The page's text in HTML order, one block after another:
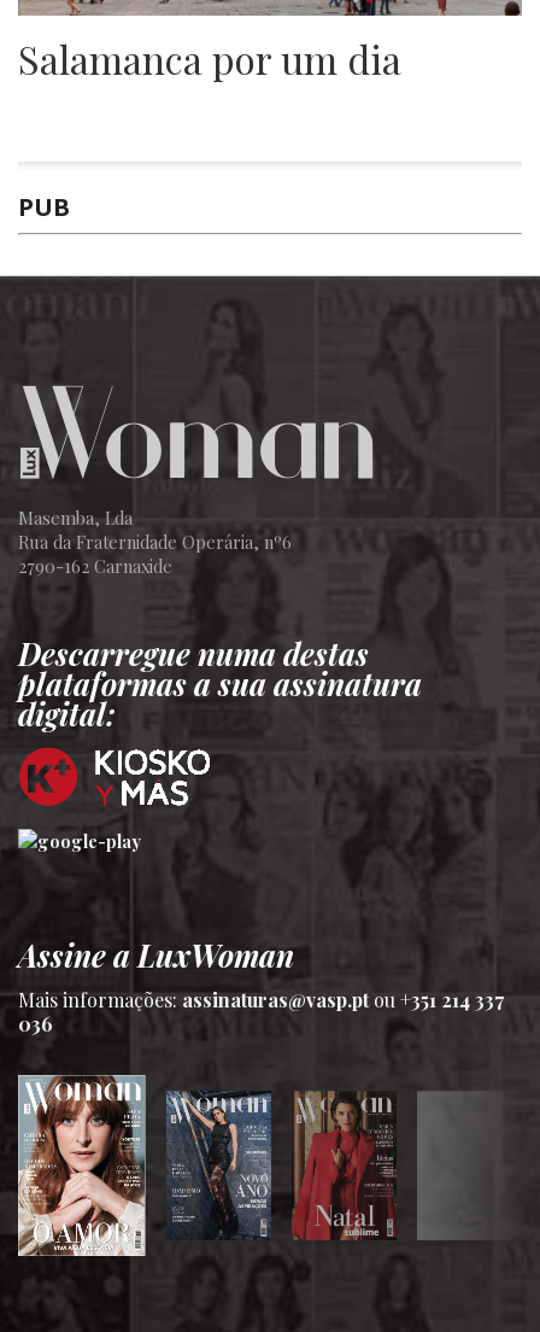
Salamanca por um dia
PUB
Masemba, Lda
Rua da Fraternidade Operária, nº6
2790-162 Carnaxide
Descarregue numa destas
plataformas a sua assinatura
digital:
Assine a LuxWoman
Mais informações:assinaturas@vasp.ptou+351 214 337
036